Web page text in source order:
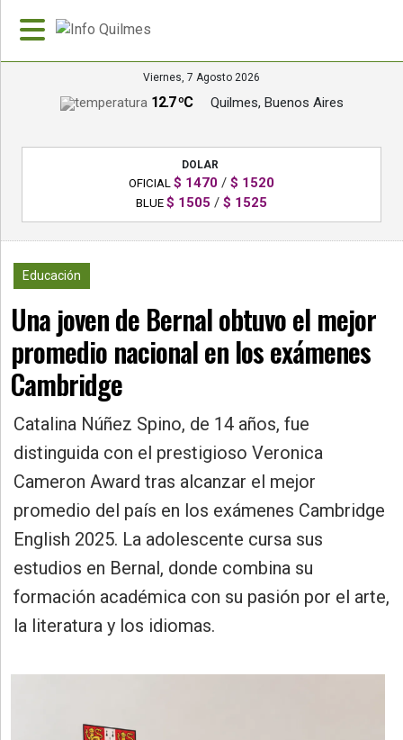
»
Policiales
»
Política
Provincia
»
Salud
»
Cultura
»
Educación
»
Viernes, 7 Agosto 2026
12.7 ºC Quilmes, Buenos Aires
DOLAR
OFICIAL $ 1470 / $ 1520
BLUE $ 1505 / $ 1525
Educación
Una joven de Bernal obtuvo el mejor
promedio nacional en los exámenes
Cambridge
Catalina Núñez Spino, de 14 años, fue
distinguida con el prestigioso Veronica
Cameron Award tras alcanzar el mejor
promedio del país en los exámenes Cambridge
English 2025. La adolescente cursa sus
estudios en Bernal, donde combina su
formación académica con su pasión por el arte,
la literatura y los idiomas.